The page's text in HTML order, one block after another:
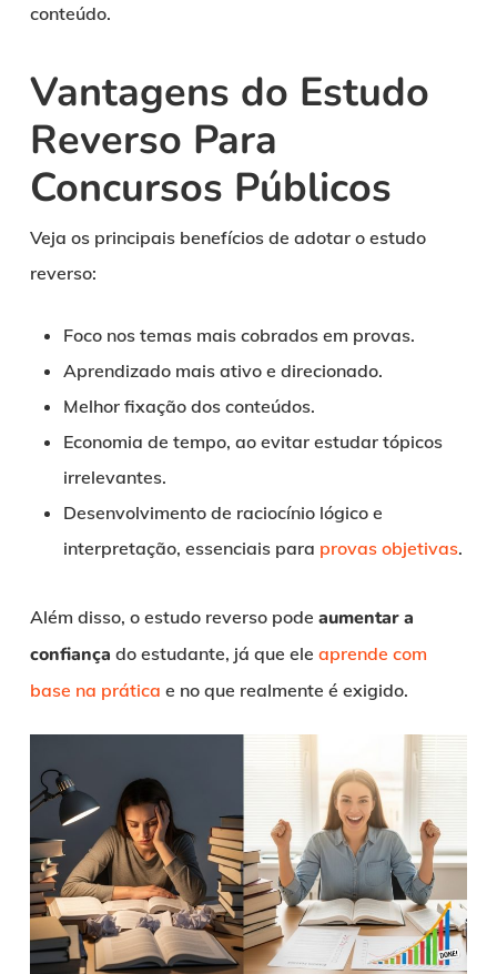
conteúdo.
Vantagens do Estudo
Reverso Para
Concursos Públicos
Veja os principais benefícios de adotar o estudo
reverso:
Foco nos temas mais cobrados em provas.
Aprendizado mais ativo e direcionado.
Melhor fixação dos conteúdos.
Economia de tempo, ao evitar estudar tópicos
irrelevantes.
Desenvolvimento de raciocínio lógico e
interpretação, essenciais para provas objetivas.
Além disso, o estudo reverso pode aumentar a
confiança do estudante, já que ele aprende com
base na prática e no que realmente é exigido.